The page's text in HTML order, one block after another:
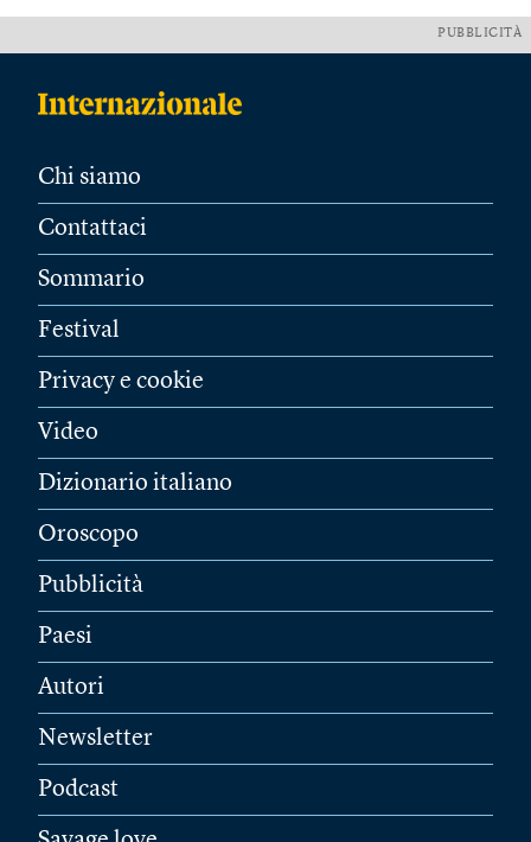
PUBBLICITÀ
Chi siamo
Contattaci
Sommario
Festival
Privacy e cookie
Video
Dizionario italiano
Oroscopo
Pubblicità
Paesi
Autori
Newsletter
Podcast